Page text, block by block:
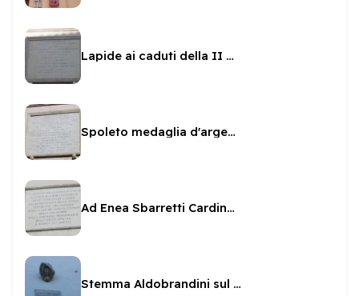
Lapide ai caduti della II guerra sul Municipio
Spoleto medaglia d'argento al valor civile
Ad Enea Sbarretti Cardinale spoletino
Stemma Aldobrandini sul Municipio